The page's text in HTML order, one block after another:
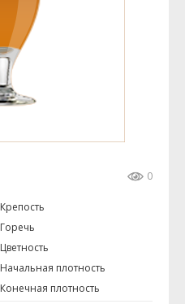
0
Крепость
Горечь
Цветность
Начальная плотность
Конечная плотность